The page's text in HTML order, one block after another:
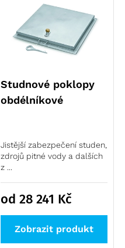
Studnové poklopy
obdélníkové
Jistější zabezpečení studen,
zdrojů pitné vody a dalších
z ...
od 28 241 Kč
Zobrazit produkt